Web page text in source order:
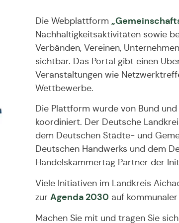
Die Webplattform
Nachhaltigkeitsaktivitäten sowie
Verbänden, Vereinen,
sichtbar. Das Portal gibt einen
Veranstaltungen wie
Wettbewerbe.
Die Plattform wurde von Bund
koordiniert. Der Deutsche
dem Deutschen Städte- und
Deutschen Handwerks und dem
Handelskammertag Partner der
Viele Initiativen im Landkreis
zurAgenda 2030 auf kommunaler
Machen Sie mit und tragen Sie